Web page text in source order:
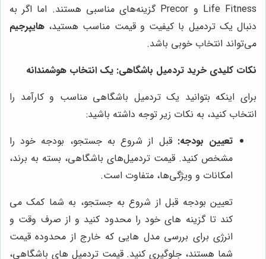
Life Fitness و Precor گزینه‌های مناسبی هستند. اما اگر به
دنبال یک تردمیل با کیفیت و قیمت مناسب هستید، هایپرجیم
می‌تواند انتخاب خوبی باشد.
نکات کلیدی خرید تردمیل باشگاهی: یک انتخاب هوشمندانه
برای اینکه بتوانید یک تردمیل باشگاهی مناسب و کارآمد را
انتخاب کنید، به نکات زیر توجه داشته باشید:
تعیین بودجه: قبل از شروع به جستجو، بودجه خود را
مشخص کنید. قیمت تردمیل‌های باشگاهی، بسته به برند،
امکانات و ویژگی‌ها، متفاوت است.
تعیین بودجه قبل از شروع به جستجو، به شما کمک می
کند تا گزینه های خود را محدود کنید و از صرف وقت و
انرژی برای بررسی مدل هایی که خارج از محدوده قیمت
شما هستند، جلوگیری کنید. قیمت تردمیل های باشگاهی،